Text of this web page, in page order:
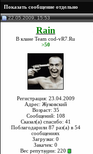
Показать сообщение отдельно
22.05.2009, 15:53
Rain
В клане Team cod-vR7.Ru
>50
Регистрация: 23.04.2009
Адрес: Жуковский
Возраст: 35
Сообщений: 108
Сказал(а) спасибо: 41
Поблагодарили 87 раз(а) в 54
сообщениях
Загрузки: 0
Закачек: 0
Вес репутации: 220